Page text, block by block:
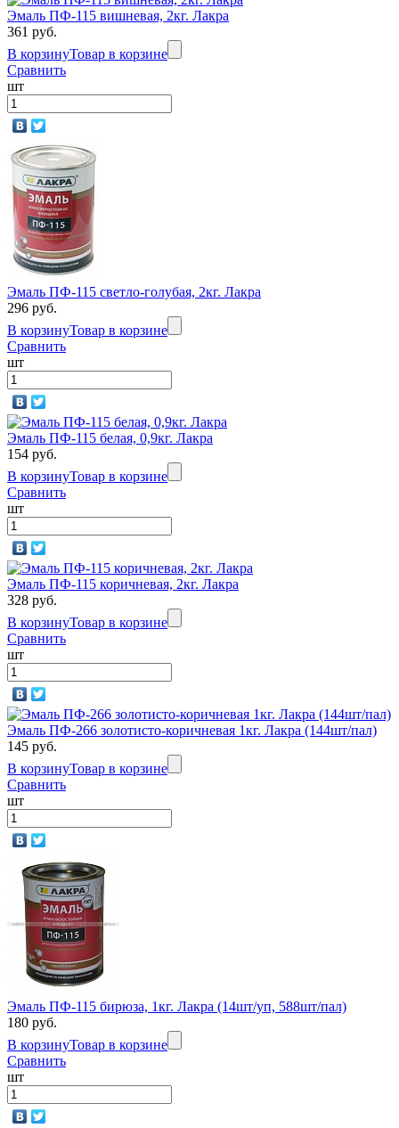
Эмаль ПФ-115 вишневая, 2кг. Лакра
361 руб.
В корзинуТовар в корзине
Сравнить
шт
Эмаль ПФ-115 светло-голубая, 2кг. Лакра
296 руб.
В корзинуТовар в корзине
Сравнить
шт
Эмаль ПФ-115 белая, 0,9кг. Лакра
154 руб.
В корзинуТовар в корзине
Сравнить
шт
Эмаль ПФ-115 коричневая, 2кг. Лакра
328 руб.
В корзинуТовар в корзине
Сравнить
шт
Эмаль ПФ-266 золотисто-коричневая 1кг. Лакра (144шт/пал)
145 руб.
В корзинуТовар в корзине
Сравнить
шт
Эмаль ПФ-115 бирюза, 1кг. Лакра (14шт/уп, 588шт/пал)
180 руб.
В корзинуТовар в корзине
Сравнить
шт